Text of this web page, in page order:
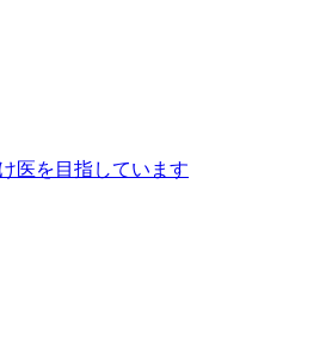
医を目指しています